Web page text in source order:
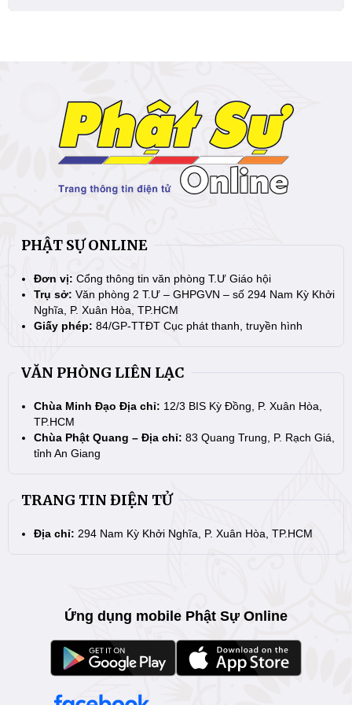
PHẬT SỰ ONLINE
Đơn vị: Cổng thông tin văn phòng T.Ư Giáo hội
Trụ sở: Văn phòng 2 T.Ư – GHPGVN – số 294 Nam Kỳ Khởi
Nghĩa, P. Xuân Hòa, TP.HCM
Giấy phép: 84/GP-TTĐT Cục phát thanh, truyền hình
VĂN PHÒNG LIÊN LẠC
Chùa Minh Đạo Địa chỉ: 12/3 BIS Kỳ Đồng, P. Xuân Hòa,
TP.HCM
Chùa Phật Quang – Địa chỉ: 83 Quang Trung, P. Rạch Giá,
tỉnh An Giang
TRANG TIN ĐIỆN TỬ
Địa chỉ: 294 Nam Kỳ Khởi Nghĩa, P. Xuân Hòa, TP.HCM
Ứng dụng mobile Phật Sự Online